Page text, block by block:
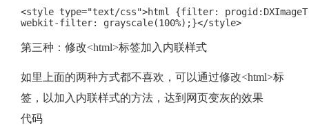
<style type="text/css">html {filter:
webkit-filter: grayscale(100%);}</style>
第三种：修改<html>标签加入内联样式
如里上面的两种方式都不喜欢，可以通过修改<html>标
签，以加入内联样式的方法，达到网页变灰的效果
代码